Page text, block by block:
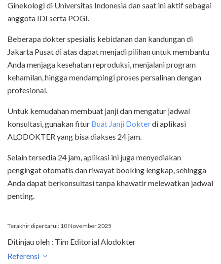
Ginekologi di Universitas Indonesia dan saat ini aktif sebagai
anggota IDI serta POGI.
Beberapa dokter spesialis kebidanan dan kandungan di
Jakarta Pusat di atas dapat menjadi pilihan untuk membantu
Anda menjaga kesehatan reproduksi, menjalani program
kehamilan, hingga mendampingi proses persalinan dengan
profesional.
Untuk kemudahan membuat janji dan mengatur jadwal
konsultasi, gunakan fitur Buat Janji Dokterdi aplikasi
ALODOKTER yang bisa diakses 24 jam.
Selain tersedia 24 jam, aplikasi ini juga menyediakan
pengingat otomatis dan riwayat booking lengkap, sehingga
Anda dapat berkonsultasi tanpa khawatir melewatkan jadwal
penting.
Terakhir diperbarui: 10 November 2025